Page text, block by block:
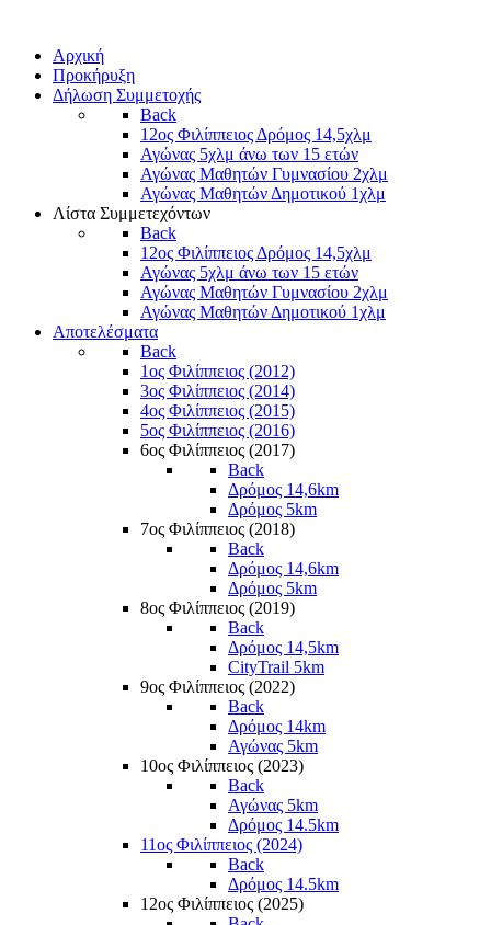
Αρχική
Προκήρυξη
Δήλωση Συμμετοχής
Back
12ος Φιλίππειος Δρόμος 14,5χλμ
Αγώνας 5χλμ άνω των 15 ετών
Αγώνας Μαθητών Γυμνασίου 2χλμ
Αγώνας Μαθητών Δημοτικού 1χλμ
Λίστα Συμμετεχόντων
Back
12ος Φιλίππειος Δρόμος 14,5χλμ
Αγώνας 5χλμ άνω των 15 ετών
Αγώνας Μαθητών Γυμνασίου 2χλμ
Αγώνας Μαθητών Δημοτικού 1χλμ
Αποτελέσματα
Back
1ος Φιλίππειος (2012)
3ος Φιλίππειος (2014)
4ος Φιλίππειος (2015)
5ος Φιλίππειος (2016)
6ος Φιλίππειος (2017)
Back
Δρόμος 14,6km
Δρόμος 5km
7ος Φιλίππειος (2018)
Back
Δρόμος 14,6km
Δρόμος 5km
8ος Φιλίππειος (2019)
Back
Δρόμος 14,5km
CityTrail 5km
9ος Φιλίππειος (2022)
Back
Δρόμος 14km
Αγώνας 5km
10ος Φιλίππειος (2023)
Back
Αγώνας 5km
Δρόμος 14.5km
11ος Φιλίππειος (2024)
Back
Δρόμος 14.5km
12ος Φιλίππειος (2025)